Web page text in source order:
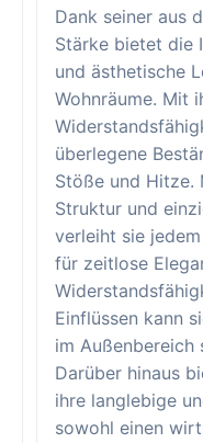
Dank seiner aus
Stärke bietet die
und ästhetische
Wohnräume. Mit
überlegene
Stöße und Hitze.
Struktur und
verleiht sie
für zeitlose
Einflüssen kann
im Außenbereich
Darüber hinaus
ihre langlebige
sowohl einen